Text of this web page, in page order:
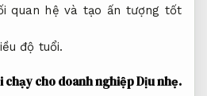
quan hệ và tạo ấn tượng tốt
độ tuổi.
chạy cho doanh nghiệpDịu nhẹ.